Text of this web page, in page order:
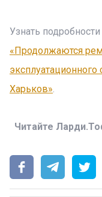
Узнать
«Продолжаются
Харьков».
Читайте